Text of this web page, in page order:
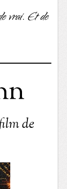
vrai. Et de
de